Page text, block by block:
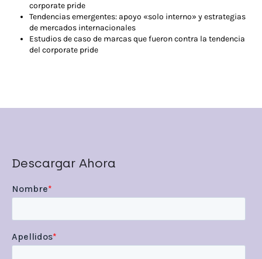
corporate pride
Tendencias emergentes: apoyo «solo interno» y estrategias
de mercados internacionales
Estudios de caso de marcas que fueron contra la tendencia
del corporate pride
Descargar Ahora